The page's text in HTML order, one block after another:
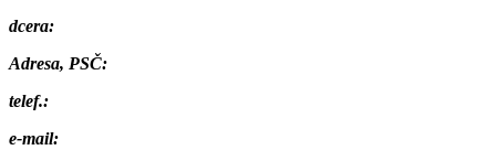
dcera:
Adresa, PSČ:
telef.:
e-mail: